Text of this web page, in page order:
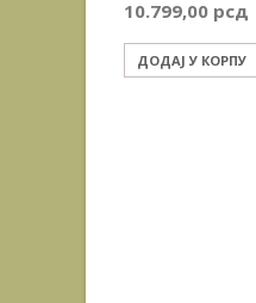
10.799,00 рсд
ДОДАЈ У КОРПУ